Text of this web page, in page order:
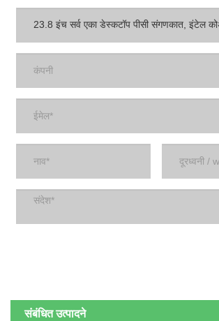
संबंधित उत्पादने